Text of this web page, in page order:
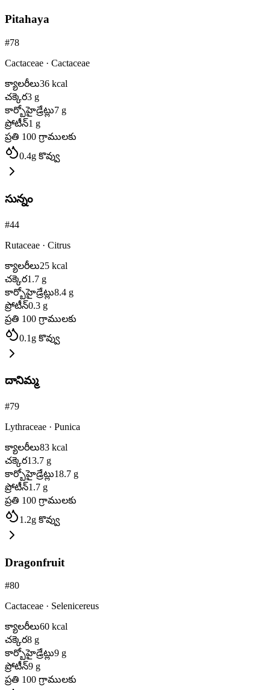
Pitahaya
#78
Cactaceae · Cactaceae
క్యాలరీలు36 kcal
చక్కెర3 g
కార్బోహైడ్రేట్లు7 g
ప్రోటీన్1 g
ప్రతి 100 గ్రాములకు
0.4g కొవ్వు
సున్నం
#44
Rutaceae · Citrus
క్యాలరీలు25 kcal
చక్కెర1.7 g
కార్బోహైడ్రేట్లు8.4 g
ప్రోటీన్0.3 g
ప్రతి 100 గ్రాములకు
0.1 g కొవ్వు
దానిమ్మ
#79
Lythraceae · Punica
క్యాలరీలు83 kcal
చక్కెర13.7 g
కార్బోహైడ్రేట్లు18.7 g
ప్రోటీన్1.7 g
ప్రతి 100 గ్రాములకు
1.2g కొవ్వు
Dragonfruit
#80
Cactaceae · Selenicereus
క్యాలరీలు60 kcal
చక్కెర8 g
కార్బోహైడ్రేట్లు9 g
ప్రోటీన్9 g
ప్రతి 100 గ్రాములకు